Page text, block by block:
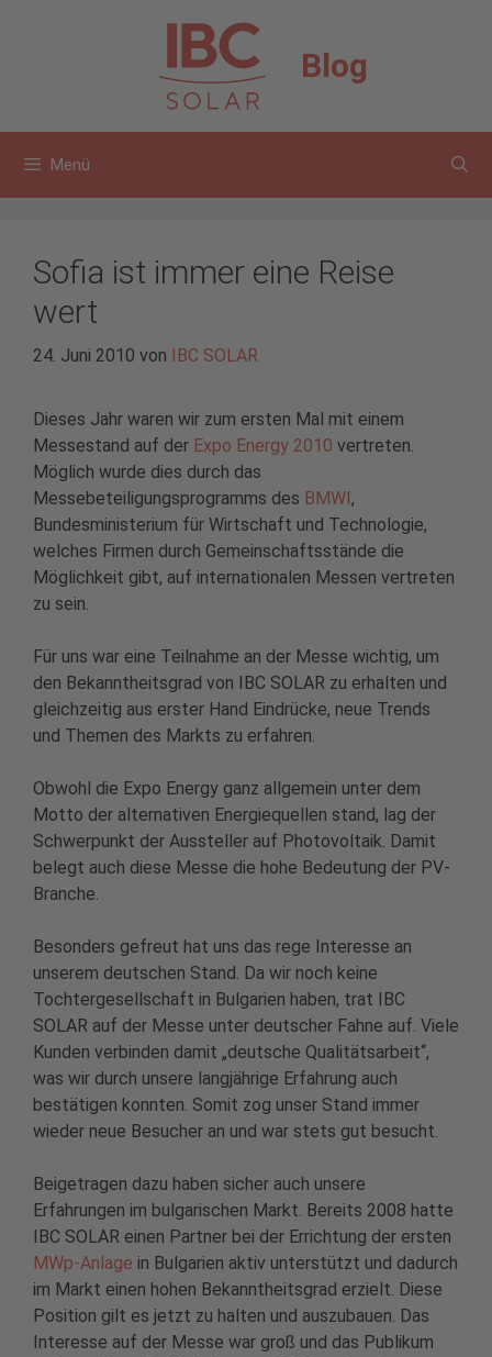
Blog
Menü
Sofia ist immer eine Reise
wert
24. Juni 2010 von IBC SOLAR
Dieses Jahr waren wir zum ersten Mal mit einem
Messestand auf der Expo Energy 2010 vertreten.
Möglich wurde dies durch das
Messebeteiligungsprogramms des BMWI,
Bundesministerium für Wirtschaft und Technologie,
welches Firmen durch Gemeinschaftsstände die
Möglichkeit gibt, auf internationalen Messen vertreten
zu sein.
Für uns war eine Teilnahme an der Messe wichtig, um
den Bekanntheitsgrad von IBC SOLAR zu erhalten und
gleichzeitig aus erster Hand Eindrücke, neue Trends
und Themen des Markts zu erfahren.
Obwohl die Expo Energy ganz allgemein unter dem
Motto der alternativen Energiequellen stand, lag der
Schwerpunkt der Aussteller auf Photovoltaik. Damit
belegt auch diese Messe die hohe Bedeutung der PV-
Branche.
Besonders gefreut hat uns das rege Interesse an
unserem deutschen Stand. Da wir noch keine
Tochtergesellschaft in Bulgarien haben, trat IBC
SOLAR auf der Messe unter deutscher Fahne auf. Viele
Kunden verbinden damit „deutsche Qualitätsarbeit“,
was wir durch unsere langjährige Erfahrung auch
bestätigen konnten. Somit zog unser Stand immer
wieder neue Besucher an und war stets gut besucht.
Beigetragen dazu haben sicher auch unsere
Erfahrungen im bulgarischen Markt. Bereits 2008 hatte
IBC SOLAR einen Partner bei der Errichtung der ersten
MWp-Anlage in Bulgarien aktiv unterstützt und dadurch
im Markt einen hohen Bekanntheitsgrad erzielt. Diese
Position gilt es jetzt zu halten und auszubauen. Das
Interesse auf der Messe war groß und das Publikum